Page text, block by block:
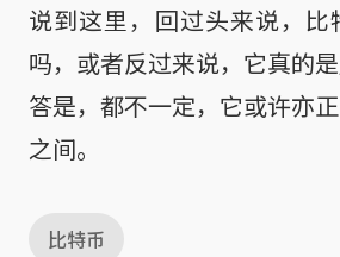
说到这里，回过头来说，
吗，或者反过来说，它真的
答是，都不一定，它或许亦
之间。
比特币